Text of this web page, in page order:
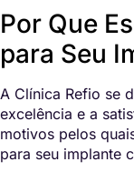
Por Que
para Seu
A Clínica Refio se
excelência e a
motivos pelos
para seu implante